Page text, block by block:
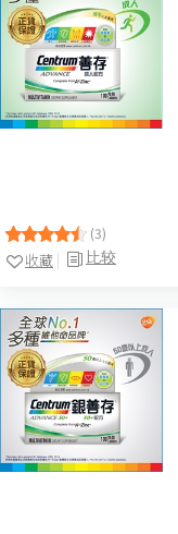
(3)
比较
收藏